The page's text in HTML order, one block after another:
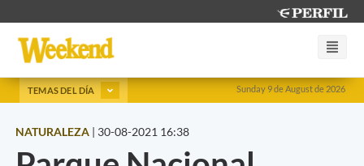
Sunday 9 de August de 2026
TEMAS DEL DÍA
NATURALEZA | 30-08-2021 16:38